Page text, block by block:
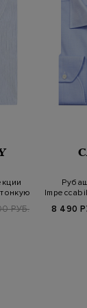
РУБ. 8 490